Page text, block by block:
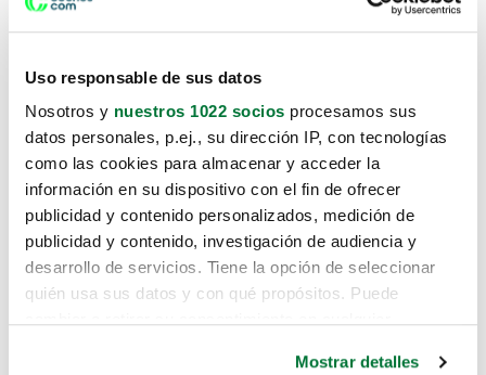
Uso responsable de sus datos
Nosotros y nuestros 1022 socios procesamos sus
datos personales, p.ej., su dirección IP, con tecnologías
como las cookies para almacenar y acceder la
información en su dispositivo con el fin de ofrecer
publicidad y contenido personalizados, medición de
publicidad y contenido, investigación de audiencia y
desarrollo de servicios. Tiene la opción de seleccionar
quién usa sus datos y con qué propósitos. Puede
Mostrar detalles
Lo sentimos, no sabemos como
te hemos traido hasta aquí.
Pero puedes encontrar el coche que estás
buscando en alguno de estos enlaces: